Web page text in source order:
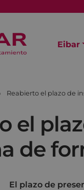
Eibar
Reabierto el plazo de
el
de
El plazo de